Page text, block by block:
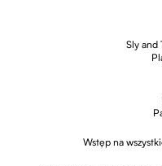
Sly and
Wstęp na